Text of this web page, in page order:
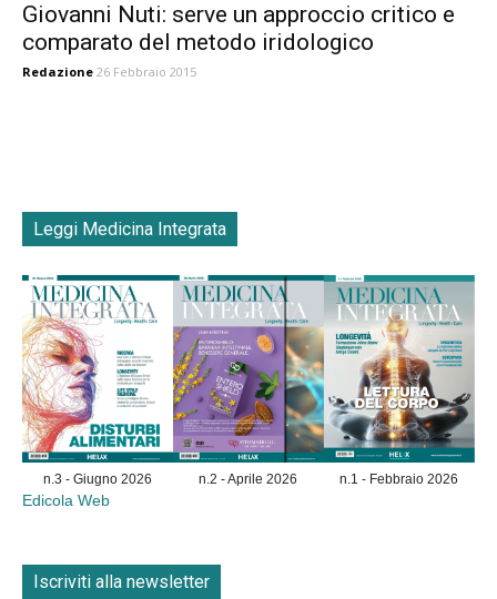
Giovanni Nuti: serve un approccio critico e
comparato del metodo iridologico
Redazione 26 Febbraio 2015
Leggi Medicina Integrata
n.3 - Giugno 2026 n.2 - Aprile 2026 n.1 - Febbraio 2026
Edicola Web
Iscriviti alla newsletter